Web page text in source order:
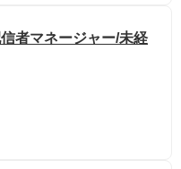
者マネージャー/未経